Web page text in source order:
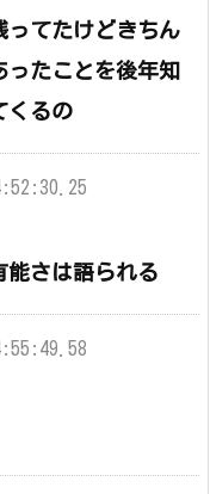
ってたけどきちん
たことを後年知
くるの
能さは語られる